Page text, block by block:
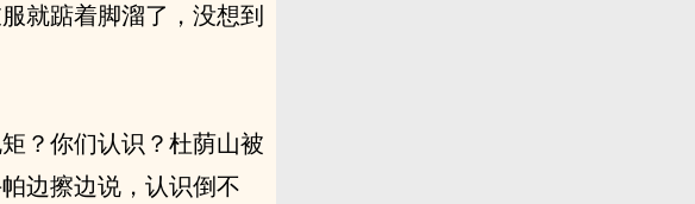
就踮着脚溜了，没想到
？你们认识？杜荫山被
边擦边说，认识倒不